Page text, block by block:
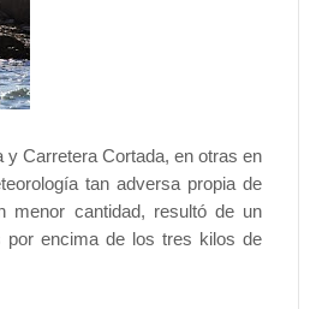
Carretera Cortada, en otras en
tan adversa propia de
menor cantidad, resultó de un
por encima de los tres kilos de